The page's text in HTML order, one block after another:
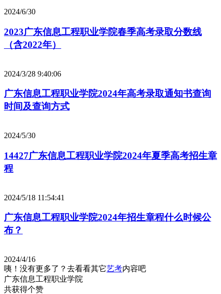
2024/6/30
2023广东信息工程职业学院春季高考录取分数线
（含2022年）
2024/3/28 9:40:06
广东信息工程职业学院2024年高考录取通知书查询
时间及查询方式
2024/5/30
14427广东信息工程职业学院2024年夏季高考招生章
程
2024/5/18 11:54:41
广东信息工程职业学院2024年招生章程什么时候公
布？
2024/4/16
咦！没有更多了？去看看其它艺考内容吧
广东信息工程职业学院
共获得个赞